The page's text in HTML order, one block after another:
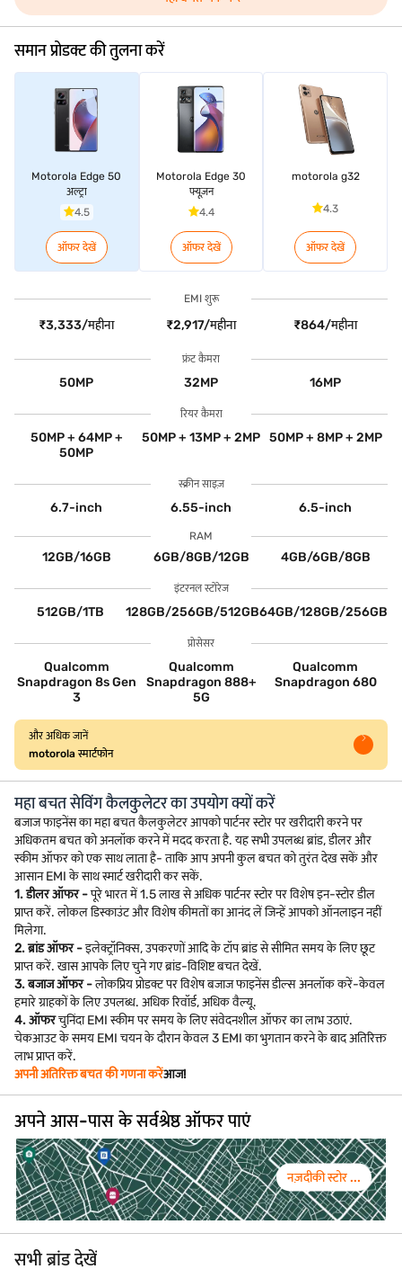
समान प्रोडक्ट की तुलना करें
Motorola Edge 50
अल्ट्रा
4.5
ऑफर देखें
Motorola Edge 30
फ्यूज़न
4.4
ऑफर देखें
motorola g32
4.3
ऑफर देखें
EMI शुरू
₹3,333/महीना ₹2,917/महीना ₹864/महीना
फ्रंट कैमरा
50MP 32MP 16MP
रियर कैमरा
50MP + 64MP +
50MP
50MP + 13MP + 2MP 50MP + 8MP + 2MP
स्क्रीन साइज़
6.7-inch 6.55-inch 6.5-inch
RAM
12GB/16GB 6GB/8GB/12GB 4GB/6GB/8GB
इंटरनल स्टोरेज
512GB/1TB 128GB/256GB/512GB64GB/128GB/256GB
प्रोसेसर
Qualcomm
Snapdragon 8s Gen
3
Qualcomm
Snapdragon 888+
5G
Qualcomm
Snapdragon 680
और अधिक जानें
motorola स्मार्टफोन
महा बचत सेविंग कैलकुलेटर का उपयोग क्यों करें
बजाज फाइनेंस का महा बचत कैलकुलेटर आपको पार्टनर स्टोर पर खरीदारी करने पर
अधिकतम बचत को अनलॉक करने में मदद करता है. यह सभी उपलब्ध ब्रांड, डीलर और
स्कीम ऑफर को एक साथ लाता है- ताकि आप अपनी कुल बचत को तुरंत देख सकें और
आसान EMI के साथ स्मार्ट खरीदारी कर सकें.
1. डीलर ऑफर -पूरे भारत में 1.5 लाख से अधिक पार्टनर स्टोर पर विशेष इन-स्टोर डील
प्राप्त करें. लोकल डिस्काउंट और विशेष कीमतों का आनंद लें जिन्हें आपको ऑनलाइन नहीं
मिलेगा.
2. ब्रांड ऑफर -इलेक्ट्रॉनिक्स, उपकरणों आदि के टॉप ब्रांड से सीमित समय के लिए छूट
प्राप्त करें. खास आपके लिए चुने गए ब्रांड-विशिष्ट बचत देखें.
3. बजाज ऑफर -लोकप्रिय प्रोडक्ट पर विशेष बजाज फाइनेंस डील्स अनलॉक करें-केवल
हमारे ग्राहकों के लिए उपलब्ध. अधिक रिवॉर्ड, अधिक वैल्यू.
4. ऑफरचुनिंदा EMI स्कीम पर समय के लिए संवेदनशील ऑफर का लाभ उठाएं.
चेकआउट के समय EMI चयन के दौरान केवल 3 EMI का भुगतान करने के बाद अतिरिक्त
लाभ प्राप्त करें.
अपनी अतिरिक्त बचत की गणना करेंआज!
अपने आस-पास के सर्वश्रेष्ठ ऑफर पाएं
नज़दीकी स्टोर ...
सभी ब्रांड देखें